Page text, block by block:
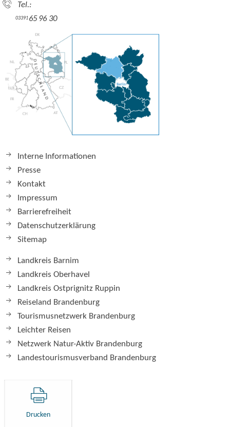
Tel.:
0339165 96 30
Interne Informationen
Presse
Kontakt
Impressum
Barrierefreiheit
Datenschutzerklärung
Sitemap
Landkreis Barnim
Landkreis Oberhavel
Landkreis Ostprignitz Ruppin
Reiseland Brandenburg
Tourismusnetzwerk Brandenburg
Leichter Reisen
Netzwerk Natur-Aktiv Brandenburg
Landestourismusverband Brandenburg
Drucken